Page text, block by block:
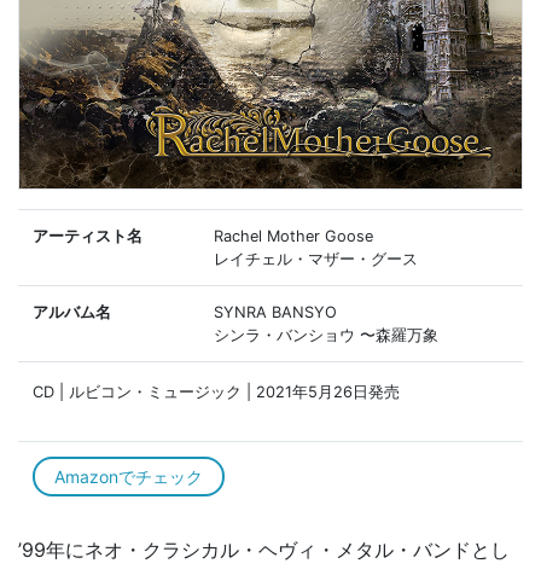
アーティスト名
Rachel Mother Goose
レイチェル・マザー・グース
アルバム名
SYNRA BANSYO
シンラ・バンショウ 〜森羅万象
CD | ルビコン・ミュージック | 2021年5月26日発売
Amazonでチェック
’99年にネオ・クラシカル・ヘヴィ・メタル・バンドとし